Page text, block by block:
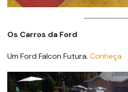
Os Carros da Ford
Um Ford Falcon Futura. Conheça